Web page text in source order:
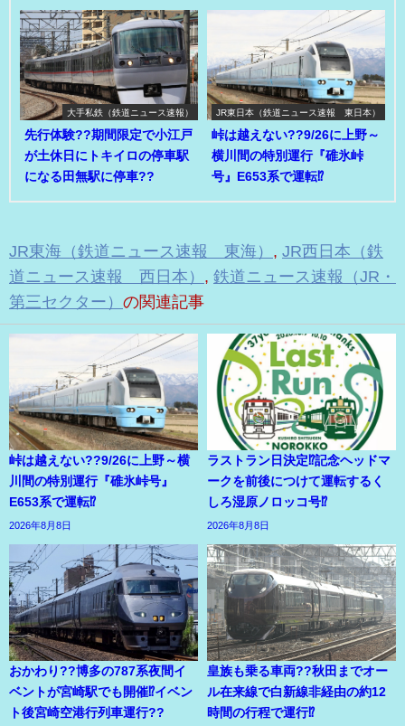
大手私鉄（鉄道ニュース速報）
先行体験??期間限定で小江戸
が土休日にトキイロの停車駅
になる田無駅に停車??
JR東日本（鉄道ニュース速報 東日本）
峠は越えない??9/26に上野～
横川間の特別運行『碓氷峠
号』E653系で運転⁉
JR東海（鉄道ニュース速報 東海） , JR西日本（鉄
道ニュース速報 西日本） , 鉄道ニュース速報（JR・
第三セクター） の関連記事
峠は越えない??9/26に上野～横
川間の特別運行『碓氷峠号』
E653系で運転⁉
2026年8月8日
ラストラン日決定⁉記念ヘッドマ
ークを前後につけて運転するく
しろ湿原ノロッコ号⁉
2026年8月8日
おかわり??博多の787系夜間イ
ベントが宮崎駅でも開催⁉イベン
ト後宮崎空港行列車運行??
皇族も乗る車両??秋田までオー
ル在来線で白新線非経由の約12
時間の行程で運行⁉